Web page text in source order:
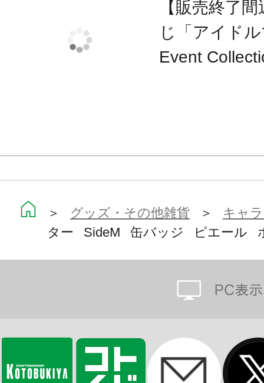
【販売終了
じ「アイド
Event
＞ グッズ・その他雑貨 ＞ キャ
ター SideM 缶バッジ ピエール